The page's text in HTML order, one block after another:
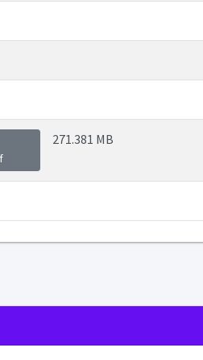
271.381 MB